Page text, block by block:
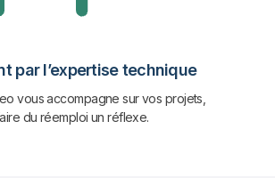
par l’expertise technique
vous accompagne sur vos projets,
du réemploi un réflexe.